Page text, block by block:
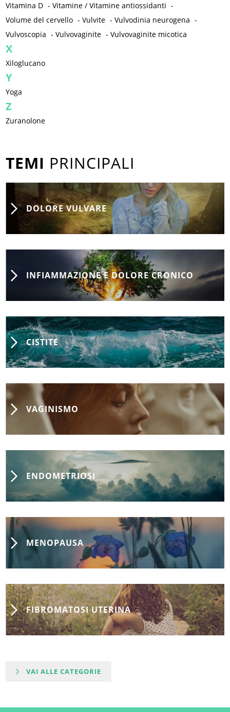
Vitamina D -Vitamine / Vitamine antiossidanti -
Volume del cervello -Vulvite -Vulvodinia neurogena -
Vulvoscopia -Vulvovaginite -Vulvovaginite micotica
X
Xiloglucano
Y
Yoga
Z
Zuranolone
TEMI PRINCIPALI
DOLORE VULVARE
INFIAMMAZIONE E DOLORE CRONICO
CISTITE
VAGINISMO
ENDOMETRIOSI
MENOPAUSA
FIBROMATOSI UTERINA
VAI ALLE CATEGORIE